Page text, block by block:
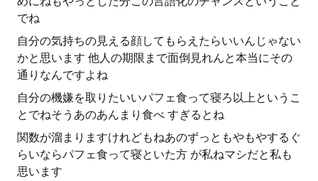
でね
自分の気持ちの見える顔してもらえたらいいんじゃない
かと思います 他人の期限まで面倒見れんと本当にその
通りなんですよね
自分の機嫌を取りたいいパフェ食って寝ろ以上というこ
とでねそうあのあんまり食べ すぎるとね
関数が溜まりますけれどもねあのずっともやもやするぐ
らいならパフェ食って寝といた方 が私ねマシだと私も
思います